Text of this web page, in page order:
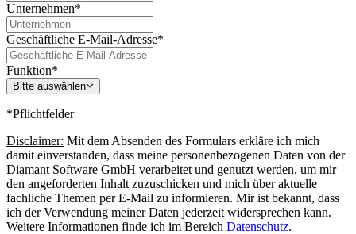
Unternehmen*
Geschäftliche E-Mail-Adresse*
Funktion*
Bitte auswählen
*Pflichtfelder
Disclaimer: Mit dem Absenden des Formulars erkläre ich mich
damit einverstanden, dass meine personenbezogenen Daten von der
Diamant Software GmbH verarbeitet und genutzt werden, um mir
den angeforderten Inhalt zuzuschicken und mich über aktuelle
fachliche Themen per E-Mail zu informieren. Mir ist bekannt, dass
ich der Verwendung meiner Daten jederzeit widersprechen kann.
Weitere Informationen finde ich im Bereich Datenschutz.